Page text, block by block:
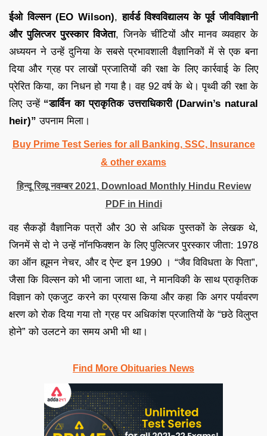
ईओ विल्सन (EO Wilson),हार्वर्ड विश्वविद्यालय के पूर्व जीवविज्ञानी
और पुलित्जर पुरस्कार विजेता, जिनके चींटियों और मानव व्यवहार के
अध्ययन ने उन्हें दुनिया के सबसे प्रभावशाली वैज्ञानिकों में से एक बना
दिया और ग्रह पर लाखों प्रजातियों की रक्षा के लिए कार्रवाई के लिए
प्रेरित किया, का निधन हो गया है। वह 92 वर्ष के थे। पृथ्वी की रक्षा के
लिए उन्हें “डार्विन का प्राकृतिक उत्तराधिकारी (Darwin’s natural
heir)” उपनाम मिला।
Buy Prime Test Series for all Banking, SSC, Insurance
& other exams
हिन्दू रिव्यू नवम्बर 2021, Download Monthly Hindu Review
PDF in Hindi
वह सैकड़ों वैज्ञानिक पत्रों और 30 से अधिक पुस्तकों के लेखक थे,
जिनमें से दो ने उन्हें नॉनफिक्शन के लिए पुलित्जर पुरस्कार जीता: 1978
का ऑन ह्यूमन नेचर, और द ऐन्ट इन 1990 । “जैव विविधता के पिता”,
जैसा कि विल्सन को भी जाना जाता था, ने मानविकी के साथ प्राकृतिक
विज्ञान को एकजुट करने का प्रयास किया और कहा कि अगर पर्यावरण
क्षरण को रोक दिया गया तो ग्रह पर अधिकांश प्रजातियों के “छठे विलुप्त
होने” को उलटने का समय अभी भी था।
Find More Obituaries News